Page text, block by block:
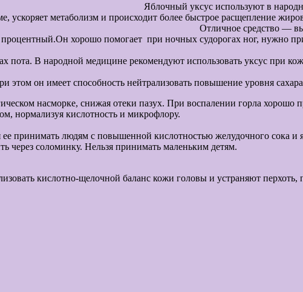
народной медицине для
метаболизм и происходит более быстрое расщепление
утром, на голодный
хорошо помогает при ночных судорогах ног, нужно
пота. В народной медицине рекомендуют использовать уксус
вывод, что
этом он имеет способность нейтрализовать повышение уровня
насморке, снижая отеки пазух. При воспалении горла хорошо
нормализуя кислотность и микрофлору.
ее принимать людям с повышенной кислотностью желудочного сока
через соломинку. Нельзя принимать маленьким детям.
кислотно-щелочной баланс кожи головы и устраняют